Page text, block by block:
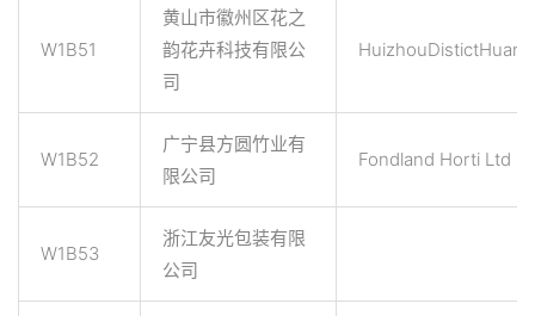
W1B51
黄山市徽州区花之
韵花卉科技有限公
司
W1B52
广宁县方圆竹业有
限公司
Fondland Horti Ltd
W1B53
浙江友光包装有限
公司